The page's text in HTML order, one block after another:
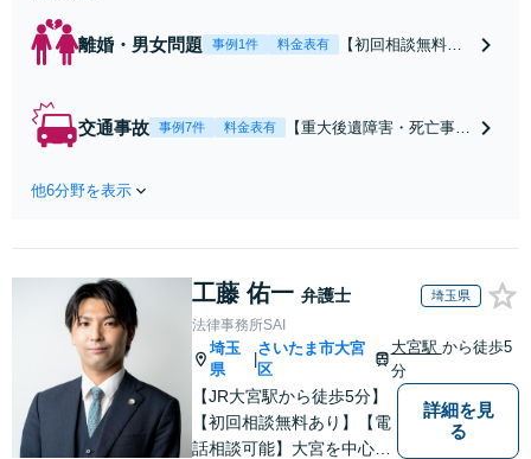
離婚・男女問題 事例1件 料金表有
【初回相談無料】
条件で離婚ができ
績あり」子の引渡
し・認知・親子関
もご相談下さい
【子連れ相談可】
交通事故 事例7件 料金表有
【重大後遺障害・死亡事案
談無料】【電話・オンライ
応・納得できる解決を」
応」【休日・夜間相談可】
他6分野を表示
工藤 佑一 弁護士 埼玉県
法律事務所SAI
埼玉
県
さいたま市大宮
区
大宮駅 から徒歩5
分
【JR大宮駅から徒歩5分】
【初回相談無料あり】【電
話相談可能】大宮を中心
詳細を見
る